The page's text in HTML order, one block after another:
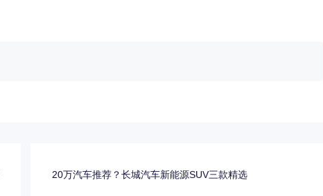
20万汽车推荐？长城汽车新能源SUV三款精选